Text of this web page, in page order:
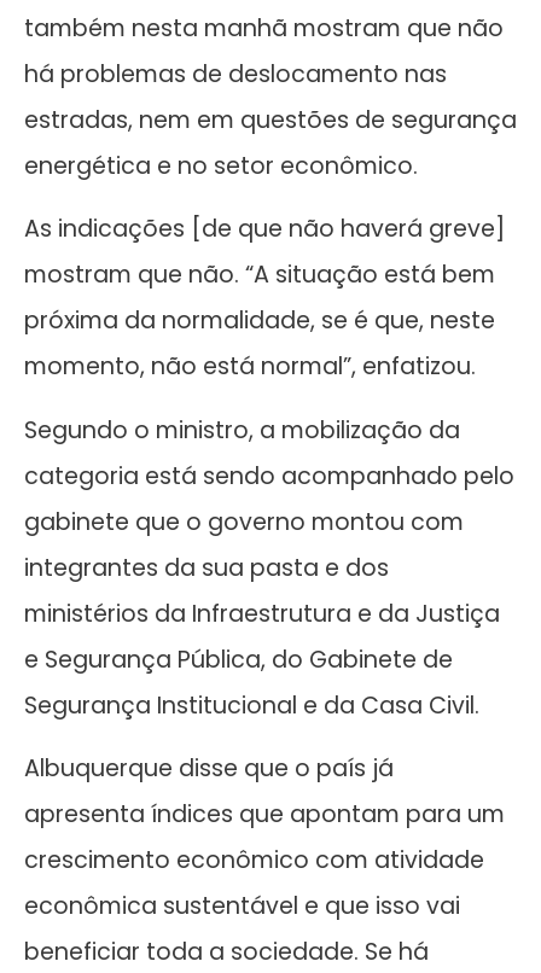
também nesta manhã mostram que não
há problemas de deslocamento nas
estradas, nem em questões de segurança
energética e no setor econômico.
As indicações [de que não haverá greve]
mostram que não. “A situação está bem
próxima da normalidade, se é que, neste
momento, não está normal”, enfatizou.
Segundo o ministro, a mobilização da
categoria está sendo acompanhado pelo
gabinete que o governo montou com
integrantes da sua pasta e dos
ministérios da Infraestrutura e da Justiça
e Segurança Pública, do Gabinete de
Segurança Institucional e da Casa Civil.
Albuquerque disse que o país já
apresenta índices que apontam para um
crescimento econômico com atividade
econômica sustentável e que isso vai
beneficiar toda a sociedade. Se há